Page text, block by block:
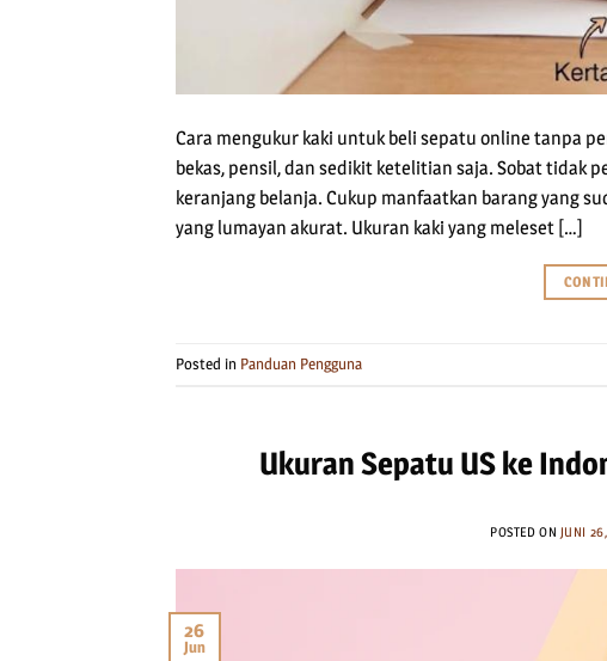
Cara mengukur kaki untuk beli sepatu online tanpa
bekas, pensil, dan sedikit ketelitian saja. Sobat tidak
keranjang belanja. Cukup manfaatkan barang yang
yang lumayan akurat. Ukuran kaki yang meleset […]
Posted in Panduan Pengguna
Ukuran Sepatu US ke
POSTED ON JUNI
26
Jun